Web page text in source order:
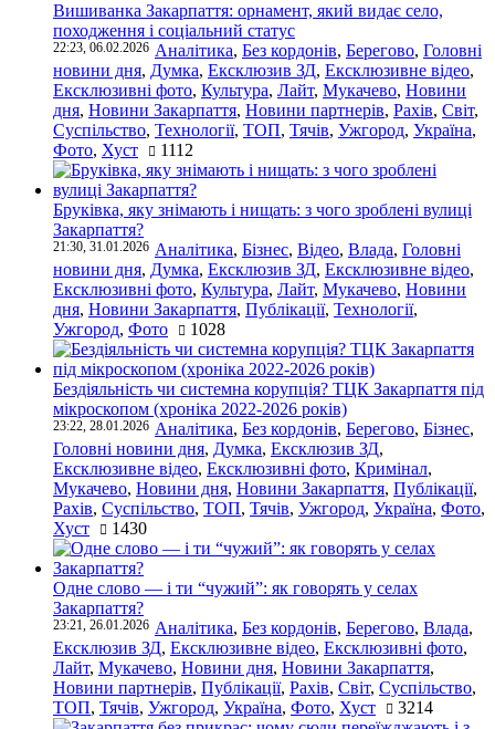
Вишиванка Закарпаття: орнамент, який видає село,
походження і соціальний статус
22:23, 06.02.2026 Аналітика, Без кордонів, Берегово, Головні
новини дня, Думка, Ексклюзив ЗД, Ексклюзивне відео,
Ексклюзивні фото, Культура, Лайт, Мукачево, Новини
дня, Новини Закарпаття, Новини партнерів, Рахів, Світ,
Суспільство, Технології, ТОП, Тячів, Ужгород, Україна,
Фото, Хуст 1112
Бруківка, яку знімають і нищать: з чого зроблені вулиці
Закарпаття?
21:30, 31.01.2026 Аналітика, Бізнес, Відео, Влада, Головні
новини дня, Думка, Ексклюзив ЗД, Ексклюзивне відео,
Ексклюзивні фото, Культура, Лайт, Мукачево, Новини
дня, Новини Закарпаття, Публікації, Технології,
Ужгород, Фото 1028
Бездіяльність чи системна корупція? ТЦК Закарпаття під
мікроскопом (хроніка 2022-2026 років)
23:22, 28.01.2026 Аналітика, Без кордонів, Берегово, Бізнес,
Головні новини дня, Думка, Ексклюзив ЗД,
Ексклюзивне відео, Ексклюзивні фото, Кримінал,
Мукачево, Новини дня, Новини Закарпаття, Публікації,
Рахів, Суспільство, ТОП, Тячів, Ужгород, Україна, Фото,
Хуст
1430
Одне слово — і ти “чужий”: як говорять у селах
Закарпаття?
23:21, 26.01.2026 Аналітика, Без кордонів, Берегово, Влада,
Ексклюзив ЗД, Ексклюзивне відео, Ексклюзивні фото,
Лайт, Мукачево, Новини дня, Новини Закарпаття,
Новини партнерів, Публікації, Рахів, Світ, Суспільство,
ТОП, Тячів, Ужгород, Україна, Фото, Хуст 3214